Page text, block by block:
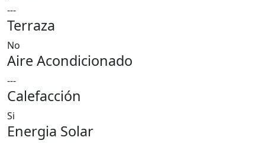
---
Terraza
No
Aire Acondicionado
---
Calefacción
Si
Energia Solar